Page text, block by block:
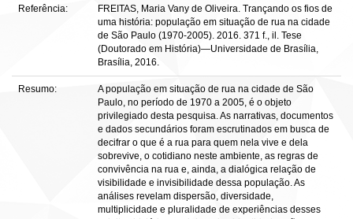
Referência:
FREITAS, Maria Vany de Oliveira. Trançando os fios de
uma história: população em situação de rua na cidade
de São Paulo (1970-2005). 2016. 371 f., il. Tese
(Doutorado em História)—Universidade de Brasília,
Brasília, 2016.
Resumo:
A população em situação de rua na cidade de São
Paulo, no período de 1970 a 2005, é o objeto
privilegiado desta pesquisa. As narrativas, documentos
e dados secundários foram escrutinados em busca de
decifrar o que é a rua para quem nela vive e dela
sobrevive, o cotidiano neste ambiente, as regras de
convivência na rua e, ainda, a dialógica relação de
visibilidade e invisibilidade dessa população. As
análises revelam dispersão, diversidade,
multiplicidade e pluralidade de experiências desses